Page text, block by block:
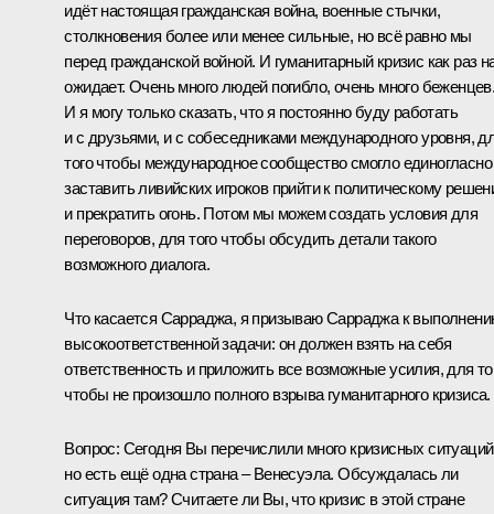
идёт настоящая гражданская война, военные стычки,
столкновения более или менее сильные, но всё равно мы
перед гражданской войной. И гуманитарный кризис как раз
ожидает. Очень много людей погибло, очень много
И я могу только сказать, что я постоянно буду работать
и с друзьями, и с собеседниками международного уровня,
того чтобы международное сообщество смогло единогласно
заставить ливийских игроков прийти к политическому
и прекратить огонь. Потом мы можем создать условия для
переговоров, для того чтобы обсудить детали такого
возможного диалога.
Что касается Сарраджа, я призываю Сарраджа к
высокоответственной задачи: он должен взять на себя
ответственность и приложить все возможные усилия, для
чтобы не произошло полного взрыва гуманитарного кризиса.
Вопрос: Сегодня Вы перечислили много кризисных
но есть ещё одна страна – Венесуэла. Обсуждалась ли
ситуация там? Считаете ли Вы, что кризис в этой стране